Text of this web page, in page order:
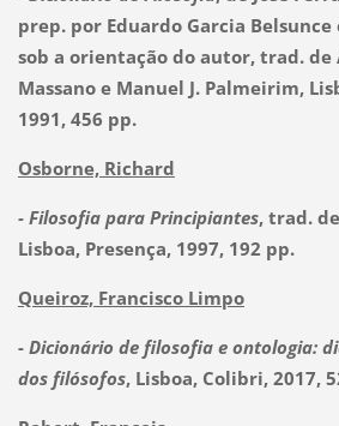
prep. por Eduardo Garcia Belsunce
sob a orientação do autor, trad. de
Massano e Manuel J. Palmeirim,
1991, 456 pp.
Osborne, Richard
- Filosofia para Principiantes, trad.
Lisboa, Presença, 1997, 192 pp.
Queiroz, Francisco Limpo
- Dicionário de filosofia e ontologia:
dos filósofos, Lisboa, Colibri, 2017,